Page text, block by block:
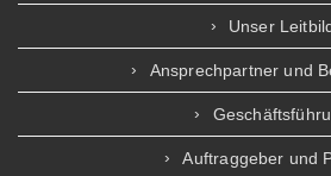
Unser
Ansprechpartner und
Auftraggeber und